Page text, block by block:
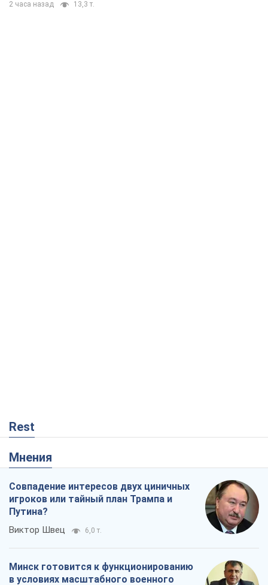
2 часа назад 13,3 т.
Rest
Мнения
Совпадение интересов двух циничных
игроков или тайный план Трампа и
Путина?
Виктор Швец 6,0 т.
Минск готовится к функционированию
в условиях масштабного военного